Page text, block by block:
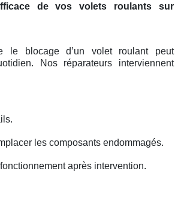
de vos volets roulants sur
le blocage d’un volet roulant peut
Nos réparateurs interviennent
les composants endommagés.
après intervention.